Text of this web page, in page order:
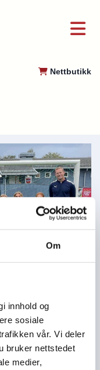
Om
innhold og
sosiale
vår. Vi deler
bruker nettstedet
medier,
 Nettbutikk
0Kommentarer